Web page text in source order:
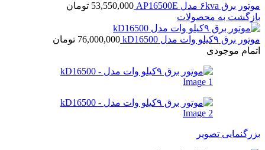
موتور برق ۶kva مدل AP16500E 53,550,000 تومان
بازگشت به محصولات
موتور برق ۹کیلو وات مدل kD16500 76,000,000 تومان
اتمام موجودی
بزرگنمایی تصویر